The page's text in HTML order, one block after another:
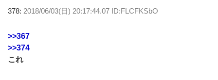
378: 2018/06/03(日) 20:17:44.07 ID:FLCFKSbO
>>367
>>374
これ